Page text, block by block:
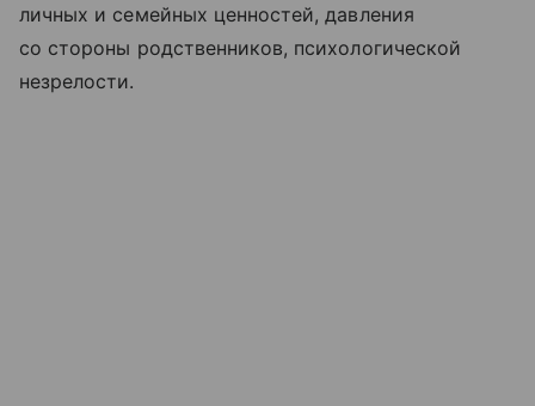
личных и семейных ценностей, давления
со стороны родственников, психологической
незрелости.